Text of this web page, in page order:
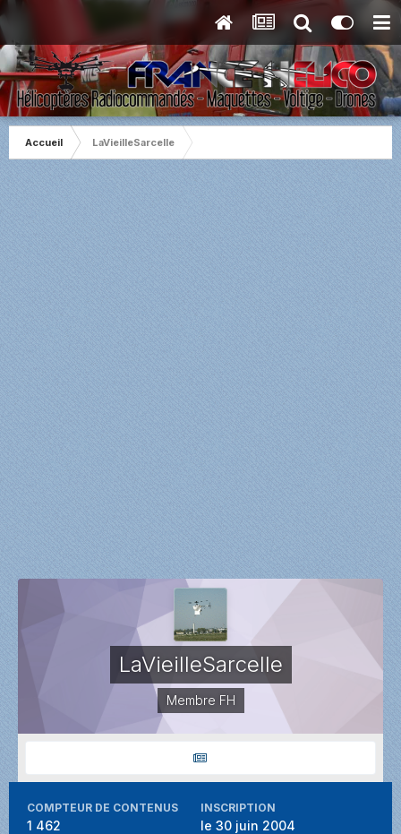
Accueil LaVieilleSarcelle
LaVieilleSarcelle
Membre FH
COMPTEUR DE CONTENUS
1 462
INSCRIPTION
le 30 juin 2004